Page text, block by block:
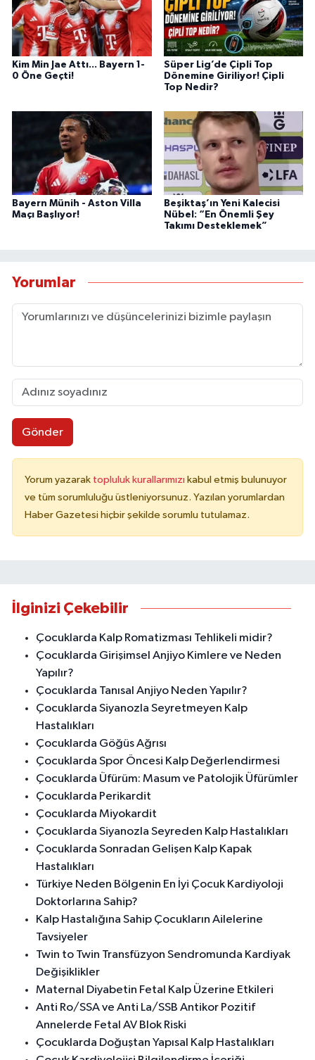
Kim Min Jae Attı... Bayern 1-
0 Öne Geçti!
Süper Lig’de Çipli Top
Dönemine Giriliyor! Çipli
Top Nedir?
Bayern Münih - Aston Villa
Maçı Başlıyor!
Beşiktaş’ın Yeni Kalecisi
Nübel: “En Önemli Şey
Takımı Desteklemek”
Yorumlar
Gönder
Yorum yazarak topluluk kurallarımızı kabul etmiş bulunuyor
ve tüm sorumluluğu üstleniyorsunuz. Yazılan yorumlardan
Haber Gazetesi hiçbir şekilde sorumlu tutulamaz.
İlginizi Çekebilir
Çocuklarda Kalp Romatizması Tehlikeli midir?
Çocuklarda Girişimsel Anjiyo Kimlere ve Neden
Yapılır?
Çocuklarda Tanısal Anjiyo Neden Yapılır?
Çocuklarda Siyanozla Seyretmeyen Kalp
Hastalıkları
Çocuklarda Göğüs Ağrısı
Çocuklarda Spor Öncesi Kalp Değerlendirmesi
Çocuklarda Üfürüm: Masum ve Patolojik Üfürümler
Çocuklarda Perikardit
Çocuklarda Miyokardit
Çocuklarda Siyanozla Seyreden Kalp Hastalıkları
Çocuklarda Sonradan Gelişen Kalp Kapak
Hastalıkları
Türkiye Neden Bölgenin En İyi Çocuk Kardiyoloji
Doktorlarına Sahip?
Kalp Hastalığına Sahip Çocukların Ailelerine
Tavsiyeler
Twin to Twin Transfüzyon Sendromunda Kardiyak
Değişiklikler
Maternal Diyabetin Fetal Kalp Üzerine Etkileri
Anti Ro/SSA ve Anti La/SSB Antikor Pozitif
Annelerde Fetal AV Blok Riski
Çocuklarda Doğuştan Yapısal Kalp Hastalıkları